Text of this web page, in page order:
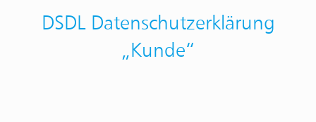
DSDL Datenschutz­erklärung
„Kunde“